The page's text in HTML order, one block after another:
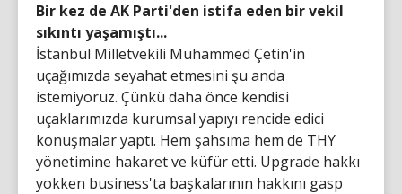
Bir kez de AK Parti'den istifa eden bir vekil
sıkıntı yaşamıştı...
İstanbul Milletvekili Muhammed Çetin'in
uçağımızda seyahat etmesini şu anda
istemiyoruz. Çünkü daha önce kendisi
uçaklarımızda kurumsal yapıyı rencide edici
konuşmalar yaptı. Hem şahsıma hem de THY
yönetimine hakaret ve küfür etti. Upgrade hakkı
yokken business'ta başkalarının hakkını gasp